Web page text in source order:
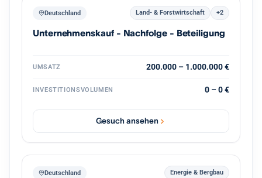
Deutschland Land- & Forstwirtschaft +2
Unternehmenskauf - Nachfolge - Beteiligung
UMSATZ 200.000 – 1.000.000 €
INVESTITIONSVOLUMEN 0 – 0 €
Gesuch ansehen
Deutschland Energie & Bergbau